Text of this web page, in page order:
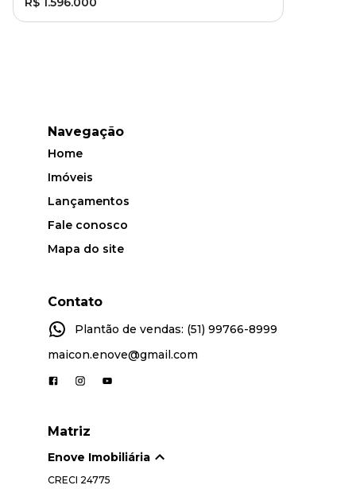
Navegação
Home
Imóveis
Lançamentos
Fale conosco
Mapa do site
Contato
Plantão de vendas: (51) 99766-8999
maicon.enove@gmail.com
Matriz
Enove Imobiliária
CRECI 24775